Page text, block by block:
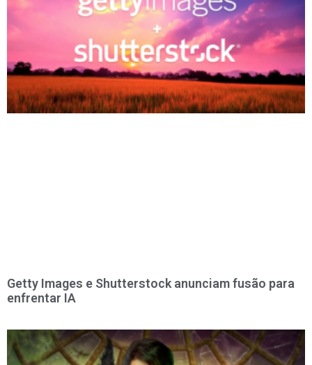
Getty Images e Shutterstock anunciam fusão para
enfrentar IA